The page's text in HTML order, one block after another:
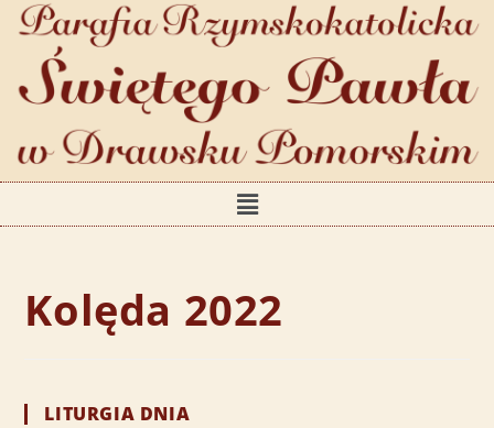
Kolęda 2022
LITURGIA DNIA